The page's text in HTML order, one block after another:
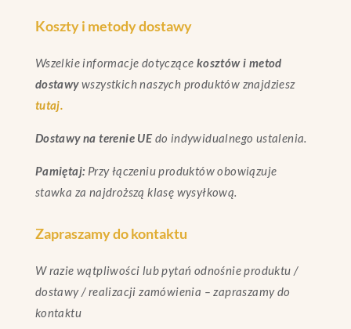
Koszty i metody dostawy
Wszelkie informacje dotyczące kosztów i metod
dostawywszystkich naszych produktów znajdziesz
tutaj.
Dostawy na terenie UE do indywidualnego ustalenia.
Pamiętaj: Przy łączeniu produktów obowiązuje
stawka za najdroższą klasę wysyłkową.
Zapraszamy do kontaktu
W razie wątpliwości lub pytań odnośnie produktu /
dostawy / realizacji zamówienia – zapraszamy do
kontaktu